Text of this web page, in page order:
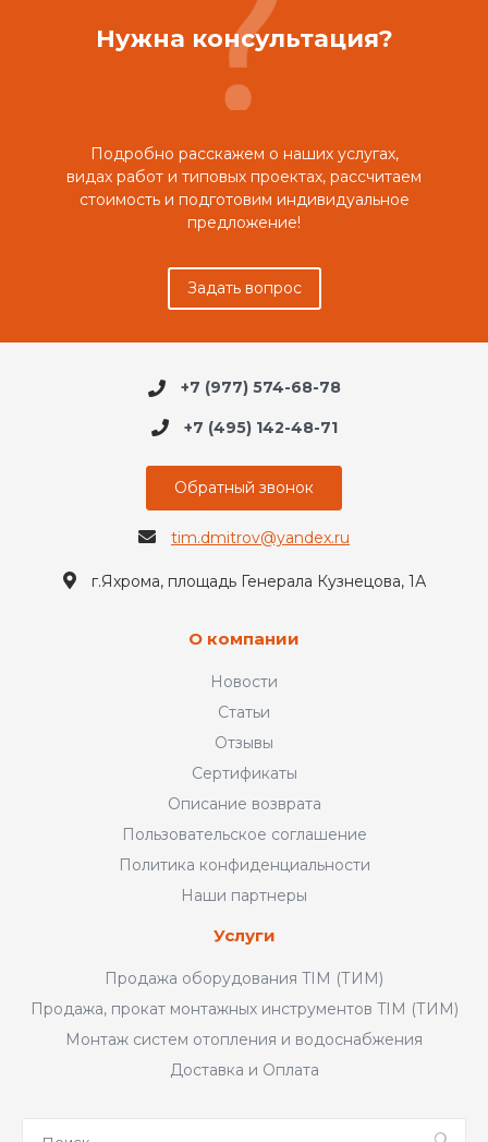
Нужна консультация?
Подробно расскажем о наших услугах,
видах работ и типовых проектах, рассчитаем
стоимость и подготовим индивидуальное
предложение!
Задать вопрос
+7 (977) 574-68-78
+7 (495) 142-48-71
Обратный звонок
tim.dmitrov@yandex.ru
г.Яхрома, площадь Генерала Кузнецова, 1А
О компании
Новости
Статьи
Отзывы
Сертификаты
Описание возврата
Пользовательское соглашение
Политика конфиденциальности
Наши партнеры
Услуги
Продажа оборудования TIM (ТИМ)
Продажа, прокат монтажных инструментов TIM (ТИМ)
Монтаж систем отопления и водоснабжения
Доставка и Оплата